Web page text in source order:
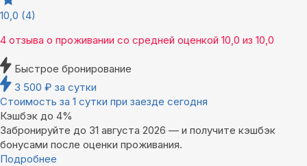
10,0 (4)
4 отзыва о проживании со средней оценкой 10,0 из 10,0
Быстрое бронирование
3 500 ₽ за сутки
Стоимость за 1 сутки при заезде сегодня
Кэшбэк до 4%
Забронируйте до 31 августа 2026 — и получите кэшбэк
бонусами после оценки проживания.
Подробнее